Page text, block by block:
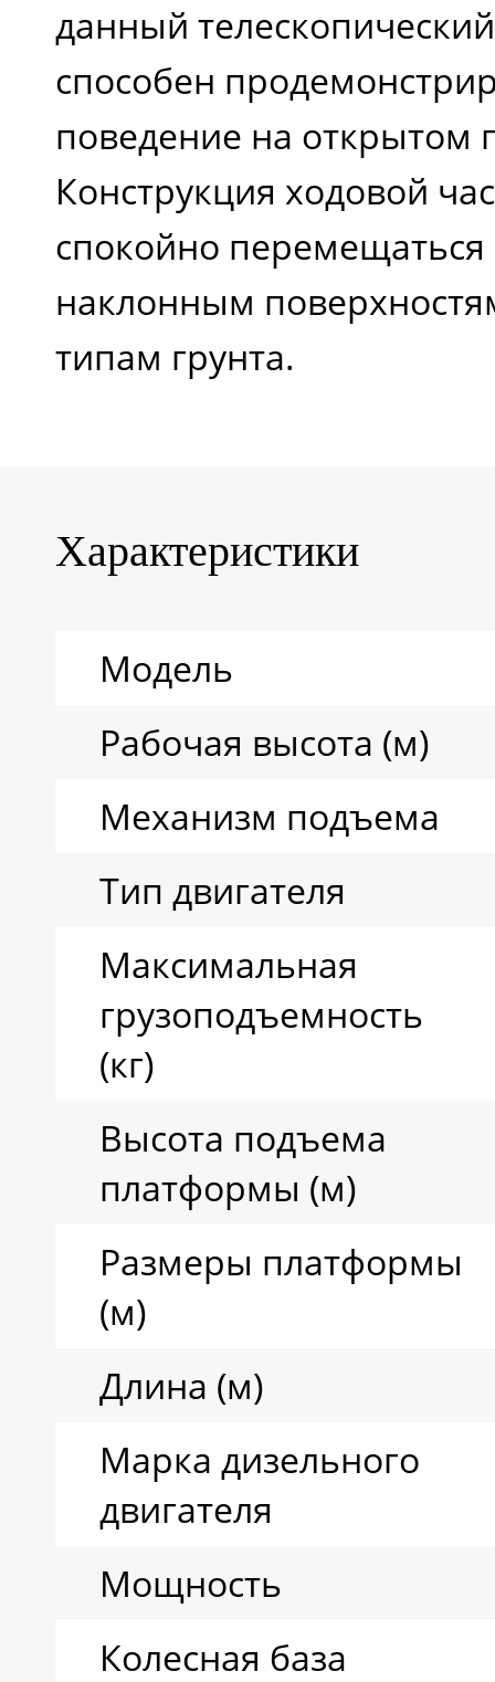
данный
способен
поведение на открытом
Конструкция ходовой
спокойно
наклонным
типам грунта.
Характеристики
Модель
Рабочая высота (м)
Механизм подъема
Тип двигателя
Максимальная
грузоподъемность
(кг)
Высота подъема
платформы (м)
Размеры платформы
(м)
Длина (м)
Марка дизельного
двигателя
Мощность
Колесная база